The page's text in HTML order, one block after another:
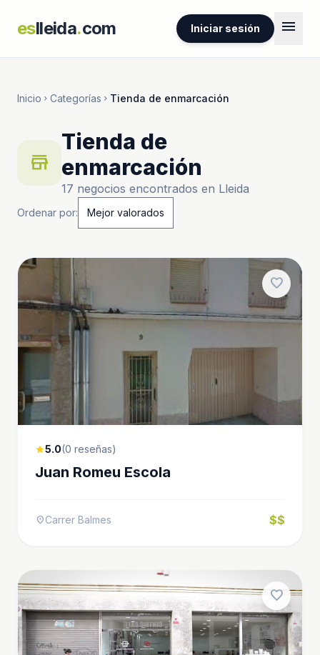
eslleida.com Iniciar sesión menu
Inicio chevron_right Categorías chevron_right Tienda de enmarcación
store
Tienda de
enmarcación
17 negocios encontrados en Lleida
Ordenar por:
favorite
star5.0(0 reseñas)
Juan Romeu Escola
location_onCarrer Balmes $$
favorite